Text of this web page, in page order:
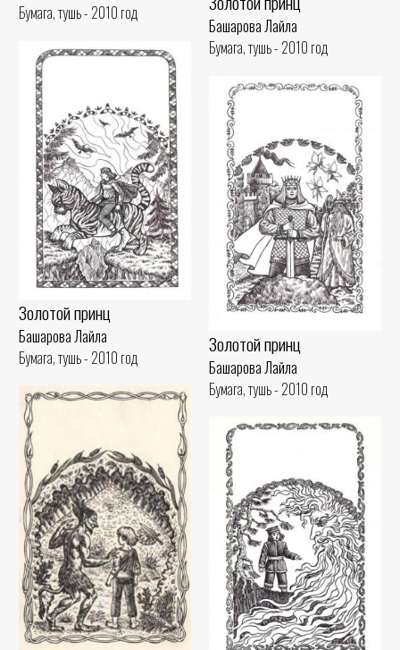
Бумага, тушь - 2010 год
Башарова Лайла
Бумага, тушь - 2010 год
Золотой принц
Башарова Лайла
Бумага, тушь - 2010 год
Золотой принц
Башарова Лайла
Бумага, тушь - 2010 год